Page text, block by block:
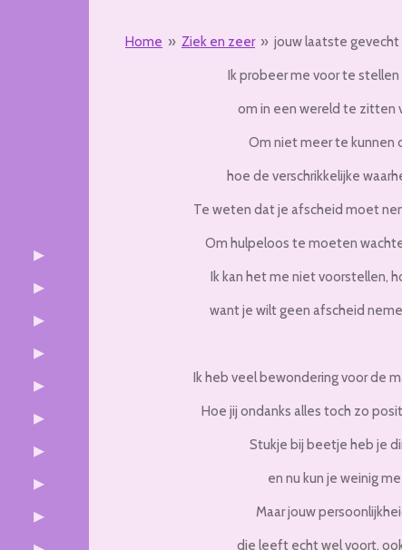
Home » Ziek en zeer » jouw laatste
Ik probeer me voor te
om in een wereld te zitten
Om niet meer te kunnen
hoe de verschrikkelijke
Te weten dat je afscheid moet
Om hulpeloos te moeten
Ik kan het me niet voorstellen,
want je wilt geen afscheid
Ik heb veel bewondering voor de
Hoe jij ondanks alles toch zo
Stukje bij beetje heb je
en nu kun je weinig
Maar jouw
die leeft echt wel voort,